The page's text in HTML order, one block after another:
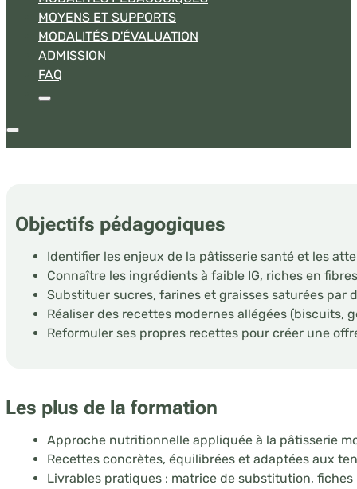
MOYENS ET SUPPORTS
MODALITÉS D'ÉVALUATION
ADMISSION
FAQ
Objectifs pédagogiques
Identifier les enjeux de la pâtisserie santé et les
Connaître les ingrédients à faible IG, riches en
Substituer sucres, farines et graisses saturées par
Réaliser des recettes modernes allégées (biscuits,
Reformuler ses propres recettes pour créer une
Les plus de la formation
Approche nutritionnelle appliquée à la pâtisserie
Recettes concrètes, équilibrées et adaptées aux
Livrables pratiques : matrice de substitution,